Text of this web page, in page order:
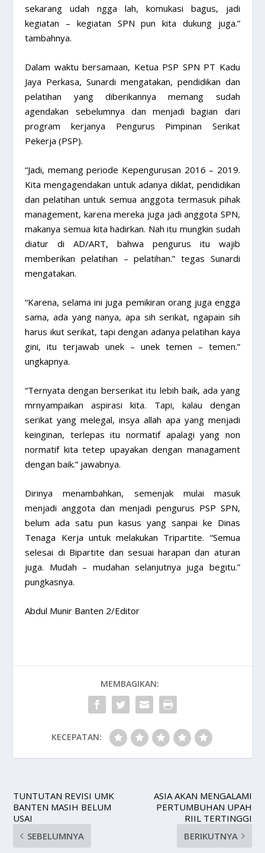
sekarang udah ngga lah, komukasi bagus, jadi
kegiatan – kegiatan SPN pun kita dukung juga.”
tambahnya.
Dalam waktu bersamaan, Ketua PSP SPN PT Kadu
Jaya Perkasa, Sunardi mengatakan, pendidikan dan
pelatihan yang diberikannya memang sudah
agendakan sebelumnya dan menjadi bagian dari
program kerjanya Pengurus Pimpinan Serikat
Pekerja (PSP).
“Jadi, memang periode Kepengurusan 2016 – 2019.
Kita mengagendakan untuk adanya diklat, pendidikan
dan pelatihan untuk semua anggota termasuk pihak
management, karena mereka juga jadi anggota SPN,
makanya semua kita hadirkan. Nah itu mungkin sudah
diatur di AD/ART, bahwa pengurus itu wajib
memberikan pelatihan – pelatihan.” tegas Sunardi
mengatakan.
“Karena, selama ini juga pemikiran orang juga engga
sama, ada yang nanya, apa sih serikat, ngapain sih
harus ikut serikat, tapi dengan adanya pelatihan kaya
gini, itu terjawab unek – unek temen – temen.”
ungkapnya.
“Ternyata dengan berserikat itu lebih baik, ada yang
mrnyampaikan aspirasi kita. Tapi, kalau dengan
serikat yang melegal, insya allah apa yang menjadi
keinginan, terlepas itu normatif apalagi yang non
normatif kita tetep upayakan dengan managament
dengan baik.” jawabnya.
Dirinya menambahkan, semenjak mulai masuk
menjadi anggota dan menjadi pengurus PSP SPN,
belum ada satu pun kasus yang sanpai ke Dinas
Tenaga Kerja untuk melakukan Tripartite. “Semua
selesai di Bipartite dan sesuai harapan dan aturan
juga. Mudah – mudahan selanjutnya juga begitu.”
pungkasnya.
Abdul Munir Banten 2/Editor
MEMBAGIKAN:
KECEPATAN:
TUNTUTAN REVISI UMK
BANTEN MASIH BELUM
USAI
SEBELUMNYA
ASIA AKAN MENGALAMI
PERTUMBUHAN UPAH
RIIL TERTINGGI
BERIKUTNYA